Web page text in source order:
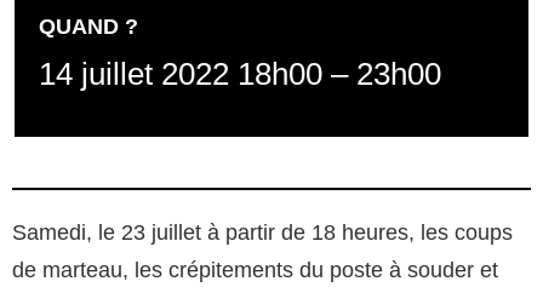
QUAND ?
14 juillet 2022 18h00 – 23h00
Samedi, le 23 juillet à partir de 18 heures, les coups
de marteau, les crépitements du poste à souder et